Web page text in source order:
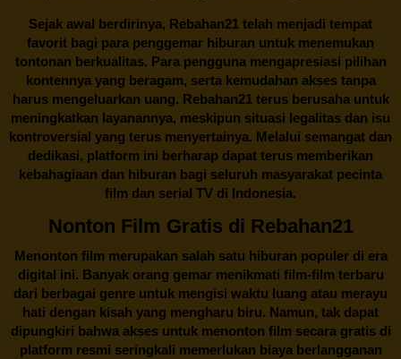
Sejak awal berdirinya, Rebahan21 telah menjadi tempat
favorit bagi para penggemar hiburan untuk menemukan
tontonan berkualitas. Para pengguna mengapresiasi pilihan
kontennya yang beragam, serta kemudahan akses tanpa
harus mengeluarkan uang. Rebahan21terus berusaha untuk
meningkatkan layanannya, meskipun situasi legalitas dan isu
kontroversial yang terus menyertainya. Melalui semangat dan
dedikasi, platform ini berharap dapat terus memberikan
kebahagiaan dan hiburan bagi seluruh masyarakat pecinta
film dan serial TV di Indonesia.
Nonton Film Gratis di Rebahan21
Menonton film merupakan salah satu hiburan populer di era
digital ini. Banyak orang gemar menikmati film-film terbaru
dari berbagai genre untuk mengisi waktu luang atau merayu
hati dengan kisah yang mengharu biru. Namun, tak dapat
dipungkiri bahwa akses untuk menonton film secara gratis di
platform resmi seringkali memerlukan biaya berlangganan